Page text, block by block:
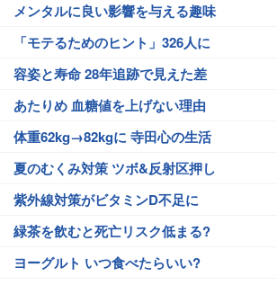
メンタルに良い影響を与える趣味
「モテるためのヒント」326人に
容姿と寿命 28年追跡で見えた差
あたりめ 血糖値を上げない理由
体重62kg→82kgに 寺田心の生活
夏のむくみ対策 ツボ&反射区押し
紫外線対策がビタミンD不足に
緑茶を飲むと死亡リスク低まる?
ヨーグルト いつ食べたらいい?